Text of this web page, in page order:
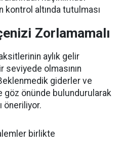
altında tutulması
Zorlamamalı
aylık gelir
olmasının
giderler ve
göz önünde bulundurularak
öneriliyor.
birlikte